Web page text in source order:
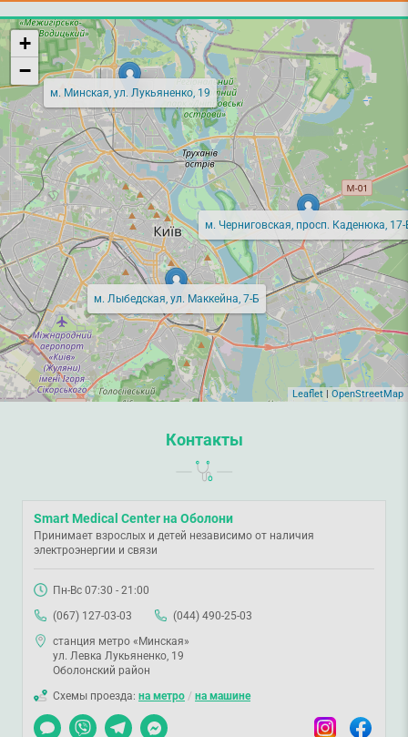
м. Минская, ул. Лукьяненко, 19
м. Лыбедская, ул. Маккейна, 7-Б
м. Черниговская, просп. Каденюка, 17-
+
−
Leaflet| OpenStreetMap
Контакты
Smart Medical Center на Оболони
Принимает взрослых и детей независимо от наличия
электроэнергии и связи
Пн-Вс 07:30 - 21:00
(067) 127-03-03
(044) 490-25-03
станция метро «Минская»
ул. Левка Лукьяненко, 19
Оболонский район
Схемы проезда: на метро / на машине
Чат
Viber TelegramMessenger InstagramFacebook